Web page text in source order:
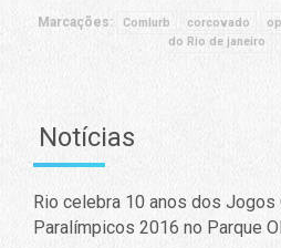
Marcações: Comlurb corcovado
do Rio de janeiro
Notícias
Rio celebra 10 anos dos Jogos
Paralímpicos 2016 no Parque